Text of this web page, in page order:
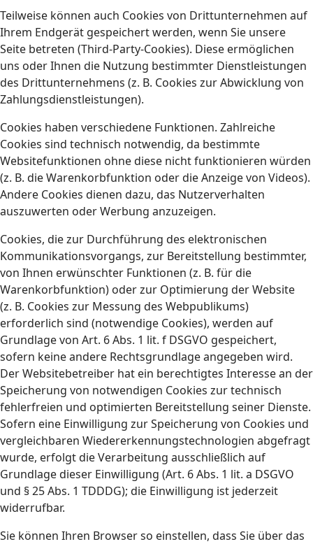
Teilweise können auch Cookies von Drittunternehmen auf
Ihrem Endgerät gespeichert werden, wenn Sie unsere
Seite betreten (Third-Party-Cookies). Diese ermöglichen
uns oder Ihnen die Nutzung bestimmter Dienstleistungen
des Drittunternehmens (z. B. Cookies zur Abwicklung von
Zahlungsdienstleistungen).
Cookies haben verschiedene Funktionen. Zahlreiche
Cookies sind technisch notwendig, da bestimmte
Websitefunktionen ohne diese nicht funktionieren würden
(z. B. die Warenkorbfunktion oder die Anzeige von Videos).
Andere Cookies dienen dazu, das Nutzerverhalten
auszuwerten oder Werbung anzuzeigen.
Cookies, die zur Durchführung des elektronischen
Kommunikationsvorgangs, zur Bereitstellung bestimmter,
von Ihnen erwünschter Funktionen (z. B. für die
Warenkorbfunktion) oder zur Optimierung der Website
(z. B. Cookies zur Messung des Webpublikums)
erforderlich sind (notwendige Cookies), werden auf
Grundlage von Art. 6 Abs. 1 lit. f DSGVO gespeichert,
sofern keine andere Rechtsgrundlage angegeben wird.
Der Websitebetreiber hat ein berechtigtes Interesse an der
Speicherung von notwendigen Cookies zur technisch
fehlerfreien und optimierten Bereitstellung seiner Dienste.
Sofern eine Einwilligung zur Speicherung von Cookies und
vergleichbaren Wiedererkennungstechnologien abgefragt
wurde, erfolgt die Verarbeitung ausschließlich auf
Grundlage dieser Einwilligung (Art. 6 Abs. 1 lit. a DSGVO
und § 25 Abs. 1 TDDDG); die Einwilligung ist jederzeit
widerrufbar.
Sie können Ihren Browser so einstellen, dass Sie über das